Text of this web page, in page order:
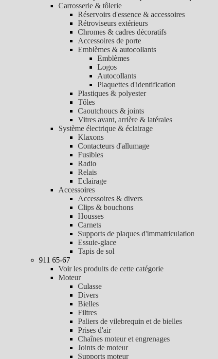
Carrosserie & tôlerie
Réservoirs d'essence & accessoires
Rétroviseurs extérieurs
Chromes & cadres décoratifs
Accessoires de porte
Emblèmes & autocollants
Emblèmes
Logos
Autocollants
Plaquettes d'identification
Plastiques & polyester
Tôles
Caoutchoucs & joints
Vitres avant, arrière & latérales
Système électrique & éclairage
Klaxons
Contacteurs d'allumage
Fusibles
Radio
Relais
Eclairage
Accessoires
Accessoires & divers
Clips & bouchons
Housses
Carnets
Supports de plaques d'immatriculation
Essuie-glace
Tapis de sol
911 65-67
Voir les produits de cette catégorie
Moteur
Culasse
Divers
Bielles
Filtres
Paliers de vilebrequin et de bielles
Prises d'air
Chaînes moteur et engrenages
Joints de moteur
Supports moteur